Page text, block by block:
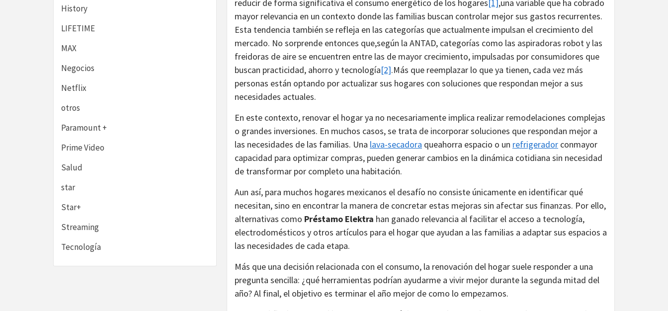
reducir de forma significativa el consumo energético de los hogares[1],una variable que ha cobrado
mayor relevancia en un contexto donde las familias buscan controlar mejor sus gastos recurrentes.
Esta tendencia también se refleja en las categorías que actualmente impulsan el crecimiento del
mercado. No sorprende entonces que,según la ANTAD, categorías como las aspiradoras robot y las
freidoras de aire se encuentren entre las de mayor crecimiento, impulsadas por consumidores que
buscan practicidad, ahorro y tecnología[2].Más que reemplazar lo que ya tienen, cada vez más
personas están optando por actualizar sus hogares con soluciones que respondan mejor a sus
necesidades actuales.
En este contexto, renovar el hogar ya no necesariamente implica realizar remodelaciones complejas
o grandes inversiones. En muchos casos, se trata de incorporar soluciones que respondan mejor a
las necesidades de las familias. Una lava-secadora queahorra espacio o un refrigerador conmayor
capacidad para optimizar compras, pueden generar cambios en la dinámica cotidiana sin necesidad
de transformar por completo una habitación.
Aun así, para muchos hogares mexicanos el desafío no consiste únicamente en identificar qué
necesitan, sino en encontrar la manera de concretar estas mejoras sin afectar sus finanzas. Por ello,
alternativas como Préstamo Elektra han ganado relevancia al facilitar el acceso a tecnología,
electrodomésticos y otros artículos para el hogar que ayudan a las familias a adaptar sus espacios a
las necesidades de cada etapa.
Más que una decisión relacionada con el consumo, la renovación del hogar suele responder a una
pregunta sencilla: ¿qué herramientas podrían ayudarme a vivir mejor durante la segunda mitad del
año? Al final, el objetivo es terminar el año mejor de como lo empezamos.
History
LIFETIME
MAX
Negocios
Netflix
otros
Paramount +
Prime Video
Salud
star
Star+
Streaming
Tecnología